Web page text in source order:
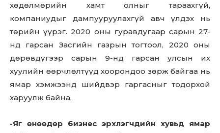
хөдөлмөрийн хамт олныг тараахгүй,
компаниудыг дампууруулахгүй авч үлдэх нь
төрийн үүрэг. 2020 оны гуравдугаар сарын 27-
нд гарсан Засгийн газрын тогтоол, 2020 оны
дөрөвдүгээр сарын 9-нд гарсан улсын их
хуулийн өөрчлөлтүүд хоорондоо зөрж байгаа нь
ямар хэмжээнд шийдвэр гаргасныг тодорхой
харуулж байна.
-Яг өнөөдөр бизнес эрхлэгчдийн хувьд ямар